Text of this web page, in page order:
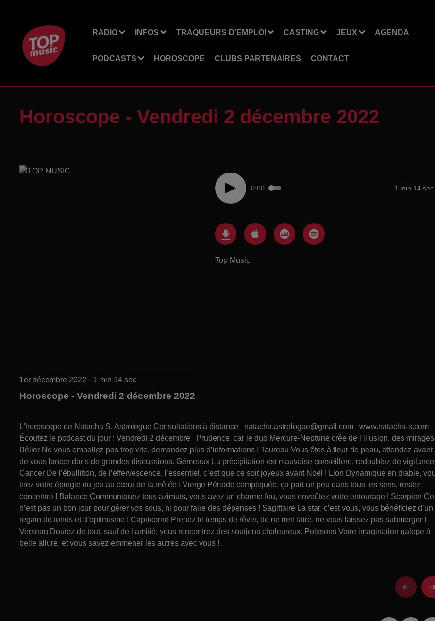
RADIO INFOS TRAQUEURS D'EMPLOI CASTING JEUX AGENDA
PODCASTS HOROSCOPE CLUBS PARTENAIRES CONTACT
Horoscope - Vendredi 2 décembre 2022
0:00 1 min 14 sec
Top Music
1er décembre 2022 - 1 min 14 sec
Horoscope - Vendredi 2 décembre 2022
L'horoscope de Natacha S. Astrologue Consultations à distance natacha.astrologue@gmail.com www.natacha-s.com
Écoutez le podcast du jour ! Vendredi 2 décembre Prudence, car le duo Mercure-Neptune crée de l’illusion, des mirages
Bélier Ne vous emballez pas trop vite, demandez plus d’informations ! Taureau Vous êtes à fleur de peau, attendez avant
de vous lancer dans de grandes discussions. Gémeaux La précipitation est mauvaise conseillère, redoublez de
Cancer De l’ébullition, de l’effervescence, l’essentiel, c’est que ce soit joyeux avant Noël ! Lion Dynamique en diable,
tirez votre épingle du jeu au cœur de la mêlée ! Vierge Période compliquée, ça part un peu dans tous les sens, restez
concentré ! Balance Communiquez tous azimuts, vous avez un charme fou, vous envoûtez votre entourage ! Scorpion Ce
n’est pas un bon jour pour gérer vos sous, ni pour faire des dépenses ! Sagittaire La star, c’est vous, vous bénéficiez d’un
regain de tonus et d’optimisme ! Capricorne Prenez le temps de rêver, de ne rien faire, ne vous laissez pas submerger !
Verseau Doutez de tout, sauf de l’amitié, vous rencontrez des soutiens chaleureux. Poissons Votre imagination galope à
belle allure, et vous savez emmener les autres avec vous !